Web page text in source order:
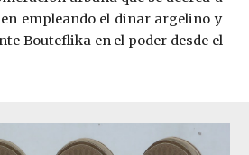
empleando el dinar argelino y
Bouteflika en el poder desde el